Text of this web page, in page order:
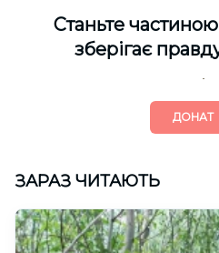
Cтаньте
зберігає
ДОНАТ
ЗАРАЗ ЧИТАЮТЬ